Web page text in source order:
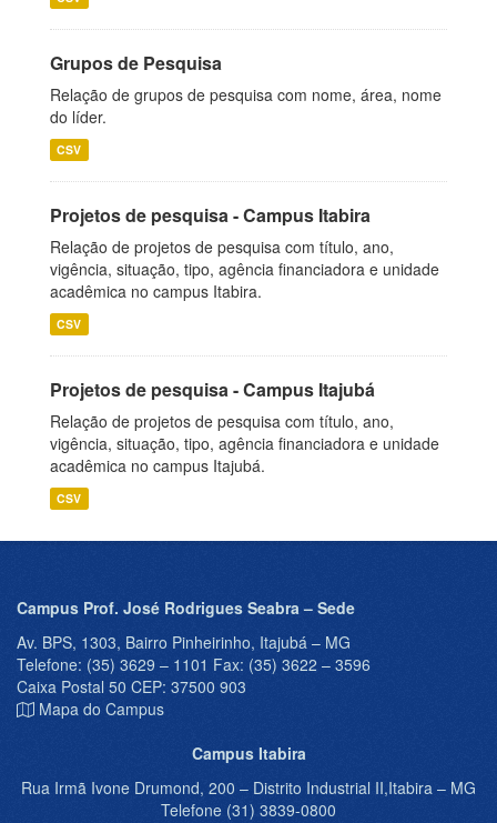
Grupos de Pesquisa
Relação de grupos de pesquisa com nome, área, nome
do líder.
CSV
Projetos de pesquisa - Campus Itabira
Relação de projetos de pesquisa com título, ano,
vigência, situação, tipo, agência financiadora e unidade
acadêmica no campus Itabira.
CSV
Projetos de pesquisa - Campus Itajubá
Relação de projetos de pesquisa com título, ano,
vigência, situação, tipo, agência financiadora e unidade
acadêmica no campus Itajubá.
CSV
Campus Prof. José Rodrigues Seabra – Sede
Av. BPS, 1303, Bairro Pinheirinho, Itajubá – MG
Telefone: (35) 3629 – 1101 Fax: (35) 3622 – 3596
Caixa Postal 50 CEP: 37500 903
Mapa do Campus
Campus Itabira
Rua Irmã Ivone Drumond, 200 – Distrito Industrial II,Itabira – MG
Telefone (31) 3839-0800